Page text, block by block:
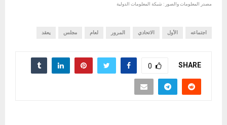
مصدر المعلومات والصور : شبكة المعلومات الدولية
اجتماعه الأول الاتحادي المرور لعام مجلس يعقد
SHARE
0